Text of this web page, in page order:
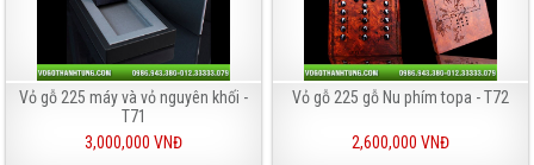
Vỏ gỗ 225 máy và vỏ nguyên khối -
T71
3,000,000 VNĐ
Vỏ gỗ 225 gỗ Nu phím topa - T72
2,600,000 VNĐ